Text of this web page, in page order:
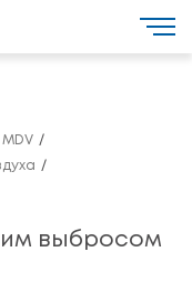
выбросом